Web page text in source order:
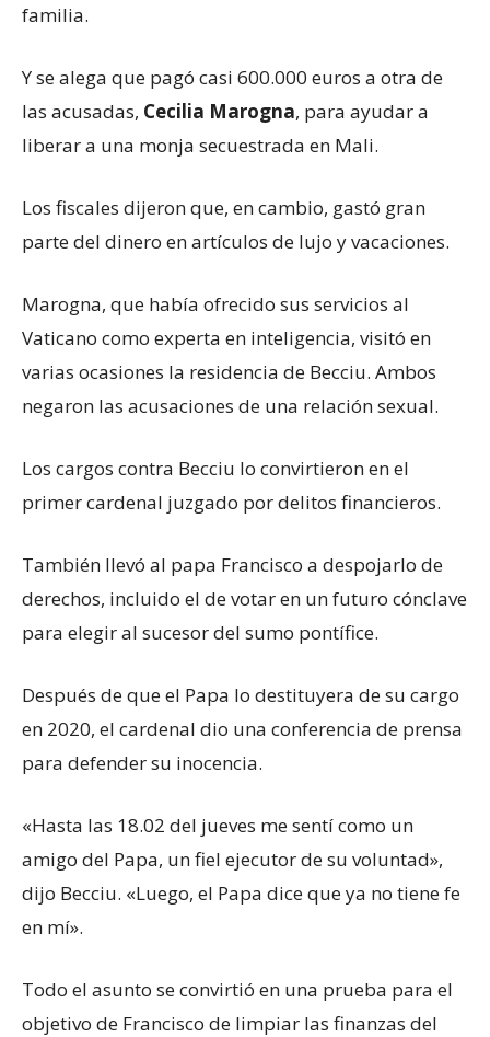
familia.
Y se alega que pagó casi 600.000 euros a otra de
las acusadas, Cecilia Marogna, para ayudar a
liberar a una monja secuestrada en Mali.
Los fiscales dijeron que, en cambio, gastó gran
parte del dinero en artículos de lujo y vacaciones.
Marogna, que había ofrecido sus servicios al
Vaticano como experta en inteligencia, visitó en
varias ocasiones la residencia de Becciu. Ambos
negaron las acusaciones de una relación sexual.
Los cargos contra Becciu lo convirtieron en el
primer cardenal juzgado por delitos financieros.
También llevó al papa Francisco a despojarlo de
derechos, incluido el de votar en un futuro cónclave
para elegir al sucesor del sumo pontífice.
Después de que el Papa lo destituyera de su cargo
en 2020, el cardenal dio una conferencia de prensa
para defender su inocencia.
«Hasta las 18.02 del jueves me sentí como un
amigo del Papa, un fiel ejecutor de su voluntad»,
dijo Becciu. «Luego, el Papa dice que ya no tiene fe
en mí».
Todo el asunto se convirtió en una prueba para el
objetivo de Francisco de limpiar las finanzas del